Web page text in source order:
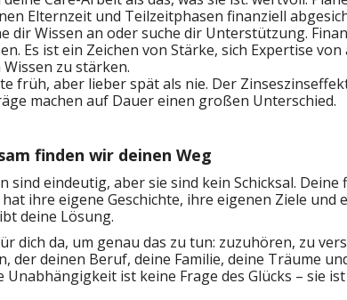
Elternzeit und Teilzeitphasen finanziell
dir Wissen an oder suche dir Unterstützung.
Es ist ein Zeichen von Stärke, sich Expertise
Wissen zu stärken.
früh, aber lieber spät als nie. Der
machen auf Dauer einen großen Unterschied.
finden wir deinen Weg
sind eindeutig, aber sie sind kein Schicksal.
hat ihre eigene Geschichte, ihre eigenen Ziele
deine Lösung.
dich da, um genau das zu tun: zuzuhören, zu
der deinen Beruf, deine Familie, deine Träume
Unabhängigkeit ist keine Frage des Glücks – sie